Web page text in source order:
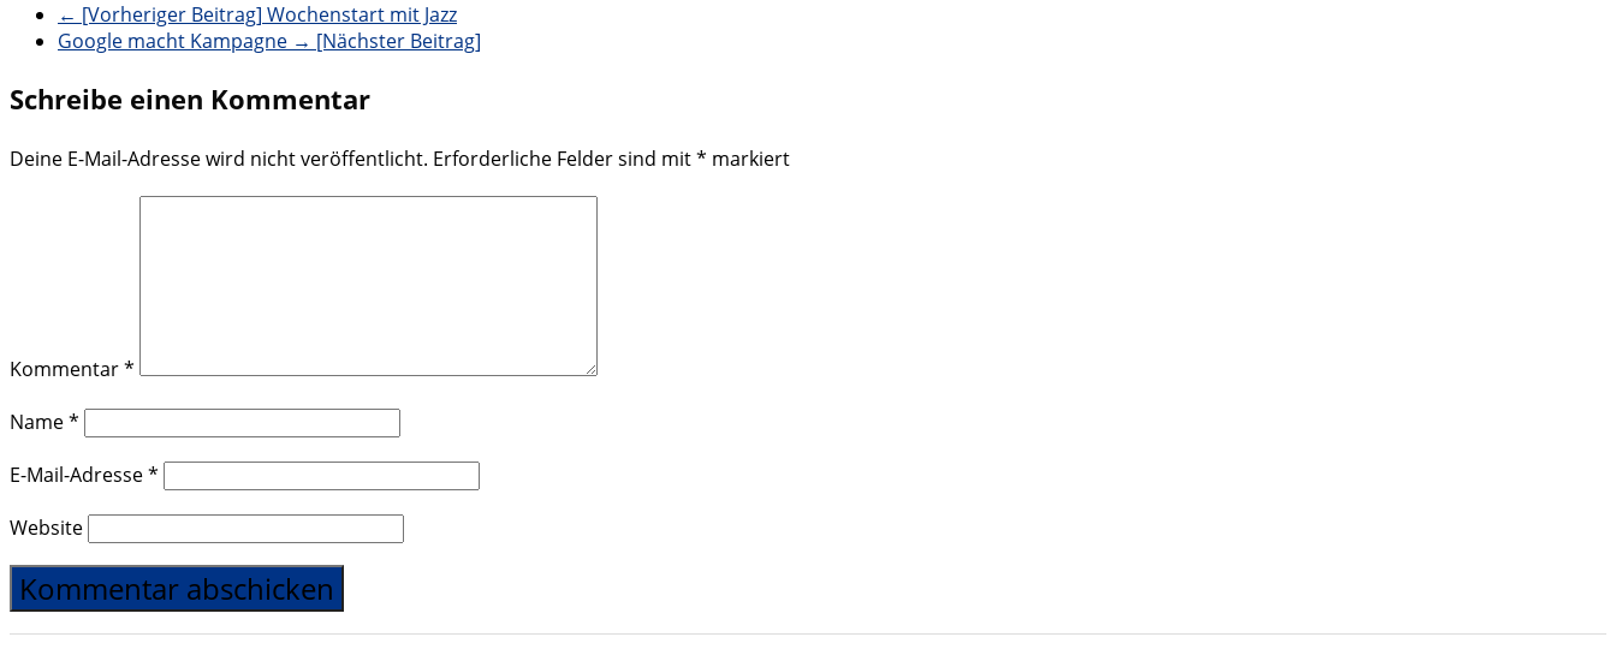
← [Vorheriger Beitrag] Wochenstart mit Jazz
Google macht Kampagne → [Nächster Beitrag]
Schreibe einen Kommentar
Deine E-Mail-Adresse wird nicht veröffentlicht. Erforderliche Felder sind mit* markiert
Kommentar*
Name*
E-Mail-Adresse*
Website